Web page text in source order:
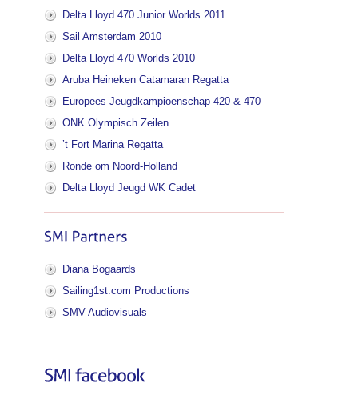
Delta Lloyd 470 Junior Worlds 2011
Sail Amsterdam 2010
Delta Lloyd 470 Worlds 2010
Aruba Heineken Catamaran Regatta
Europees Jeugdkampioenschap 420 & 470
ONK Olympisch Zeilen
’t Fort Marina Regatta
Ronde om Noord-Holland
Delta Lloyd Jeugd WK Cadet
Diana Bogaards
Sailing1st.com Productions
SMV Audiovisuals